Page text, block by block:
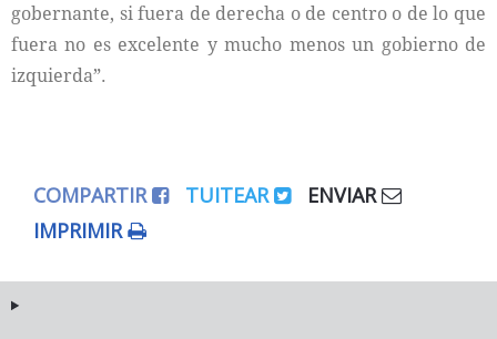
gobernante, si fuera de derecha o de centro o de lo que
fuera no es excelente y mucho menos un gobierno de
izquierda”.
COMPARTIR TUITEAR
ENVIAR
IMPRIMIR